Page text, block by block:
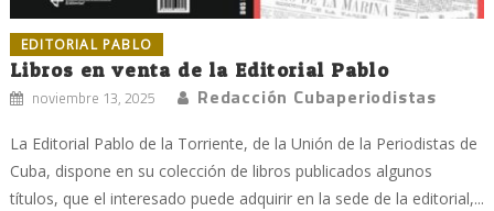
EDITORIAL PABLO
Libros en venta de la Editorial Pablo
noviembre 13, 2025 Redacción Cubaperiodistas
La Editorial Pablo de la Torriente, de la Unión de la Periodistas de
Cuba, dispone en su colección de libros publicados algunos
títulos, que el interesado puede adquirir en la sede de la editorial,...